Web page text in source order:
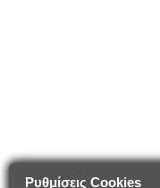
Ρυθμίσεις Cookies